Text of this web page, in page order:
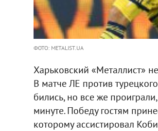
ФОТО: METALIST.UA
Харьковский «Металлист»
В матче ЛЕ против
бились, но все же
минуте. Победу гостям
которому ассистировал